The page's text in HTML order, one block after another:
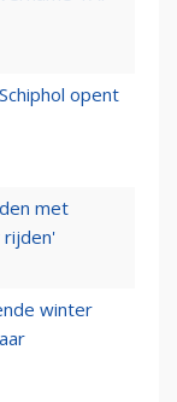
opent
met
rijden'
winter